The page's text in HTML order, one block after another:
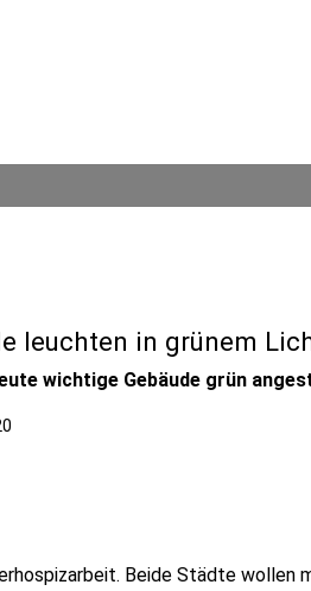
leuchten in grünem
wichtige Gebäude grün
Beide Städte wollen